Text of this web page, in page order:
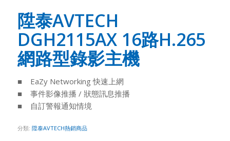
陞泰AVTECH
DGH2115AX 16路H.265
網路型錄影主機
■ EaZy Networking 快速上網
■ 事件影像推播 / 狀態訊息推播
■ 自訂警報通知情境
分類: 陞泰AVTECH熱銷商品